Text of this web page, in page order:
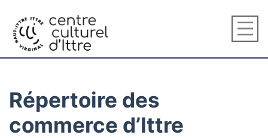
Répertoire des
commerce d’Ittre